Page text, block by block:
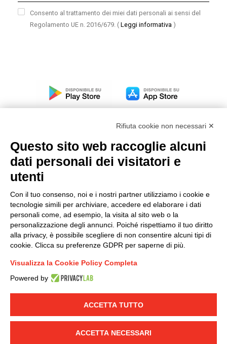
Consento al trattamento dei miei dati personali ai sensi del
Regolamento UE n. 2016/679. ( Leggi informativa )
Connettiti con noi
FACEBOOK
/ LINKEDIN
TWITTER
© 2019 - DKC EuropePrivacy-Cookies-Modifica preferenze
Cookie - Yourbiz
Modello organizzativo, gestione e controllo – D. lgs.
Condizioni generali di vendita DKC Europe
Condizioni generali di vendita DKC Power Solutions
Condizioni generali di acquisto
Codice etico
Rifiuta cookie non necessari ✕
Questo sito web raccoglie alcuni
dati personali dei visitatori e
utenti
Con il tuo consenso, noi e i nostri partner utilizziamo i cookie e
tecnologie simili per archiviare, accedere ed elaborare i dati
personali come, ad esempio, la visita al sito web o la
personalizzazione degli annunci. Poiché rispettiamo il tuo diritto
alla privacy, è possibile scegliere di non consentire alcuni tipi di
cookie. Clicca su preferenze GDPR per saperne di più.
Visualizza la Cookie Policy Completa
Powered by
ACCETTA TUTTO
ACCETTA NECESSARI